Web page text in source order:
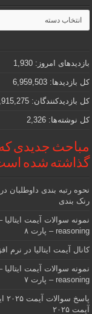
مطالب
جذاب
و
که
دنبالش
هستید
بازدیدهای امروز: 1,930
کل بازدیدها: 6,959,503
کل بازدیدکنند‌گان:
کل نوشته‌ها: 2,326
مباحث جدیدی که
گذاشته شده
رنک بندی
reasoning – پارت ۸
کانال آیمت ایتالیا در نرم
reasoning – پارت ۷
آیمت ۲۰۲۵